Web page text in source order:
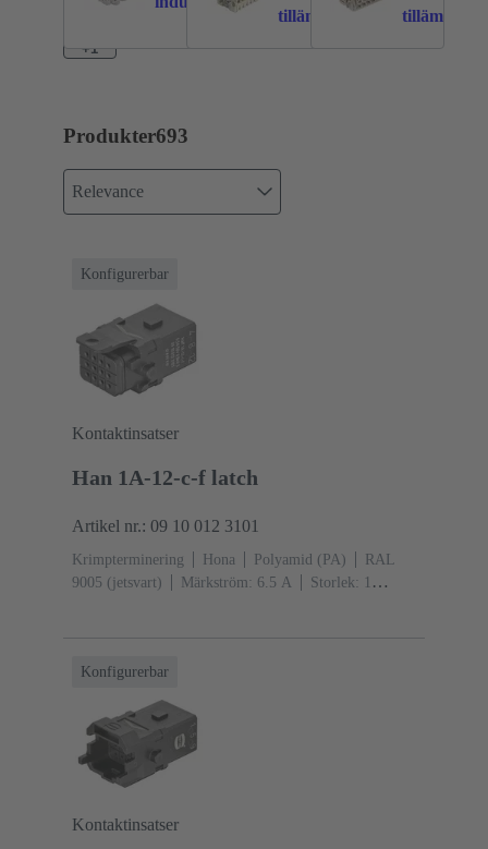
tillämpningar
+1
Produkter693
Relevance
Konfigurerbar
Kontaktinsatser
Han 1A-12-c-f latch
Artikel nr.: 09 10 012 3101
Krimpterminering Hona Polyamid (PA)
RAL
9005 (jetsvart)
Märkström: ‌6.5 A
Storlek: 1
Konfigurerbar
Kontaktinsatser